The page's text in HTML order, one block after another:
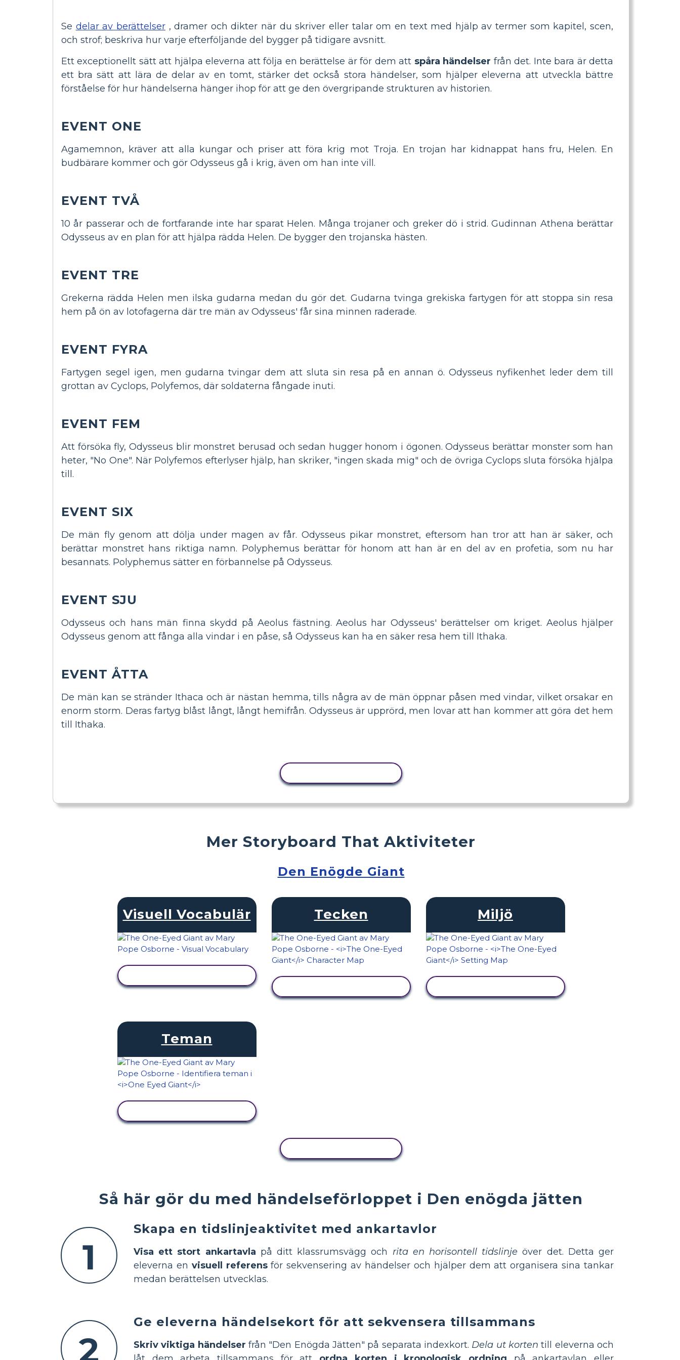
Se delar av berättelser, dramer och dikter när du skriver eller talar om en text med hjälp av termer som kapitel, scen,
och strof; beskriva hur varje efterföljande del bygger på tidigare avsnitt.
Ett exceptionellt sätt att hjälpa eleverna att följa en berättelse är för dem att spåra händelser från det. Inte bara är detta
ett bra sätt att lära de delar av en tomt, stärker det också stora händelser, som hjälper eleverna att utveckla bättre
förståelse för hur händelserna hänger ihop för att ge den övergripande strukturen av historien.
EVENT ONE
Agamemnon, kräver att alla kungar och priser att föra krig mot Troja. En trojan har kidnappat hans fru, Helen. En
budbärare kommer och gör Odysseus gå i krig, även om han inte vill.
EVENT TVÅ
10 år passerar och de fortfarande inte har sparat Helen. Många trojaner och greker dö i strid. Gudinnan Athena berättar
Odysseus av en plan för att hjälpa rädda Helen. De bygger den trojanska hästen.
EVENT TRE
Grekerna rädda Helen men ilska gudarna medan du gör det. Gudarna tvinga grekiska fartygen för att stoppa sin resa
hem på ön av lotofagerna där tre män av Odysseus' får sina minnen raderade.
EVENT FYRA
Fartygen segel igen, men gudarna tvingar dem att sluta sin resa på en annan ö. Odysseus nyfikenhet leder dem till
grottan av Cyclops, Polyfemos, där soldaterna fångade inuti.
EVENT FEM
Att försöka fly, Odysseus blir monstret berusad och sedan hugger honom i ögonen. Odysseus berättar monster som han
heter, "No One". När Polyfemos efterlyser hjälp, han skriker, "ingen skada mig" och de övriga Cyclops sluta försöka hjälpa
till.
EVENT SIX
De män fly genom att dölja under magen av får. Odysseus pikar monstret, eftersom han tror att han är säker, och
berättar monstret hans riktiga namn. Polyphemus berättar för honom att han är en del av en profetia, som nu har
besannats. Polyphemus sätter en förbannelse på Odysseus.
EVENT SJU
Odysseus och hans män finna skydd på Aeolus fästning. Aeolus har Odysseus' berättelser om kriget. Aeolus hjälper
Odysseus genom att fånga alla vindar i en påse, så Odysseus kan ha en säker resa hem till Ithaka.
EVENT ÅTTA
De män kan se stränder Ithaca och är nästan hemma, tills några av de män öppnar påsen med vindar, vilket orsakar en
enorm storm. Deras fartyg blåst långt, långt hemifrån. Odysseus är upprörd, men lovar att han kommer att göra det hem
till Ithaka.
Så här gör du med händelseförloppet i Den enögda jätten
1
Skapa en tidslinjeaktivitet med ankartavlor
Visa ett stort ankartavla på ditt klassrumsvägg och rita en horisontell tidslinje över det. Detta ger
eleverna en visuell referensför sekvensering av händelser och hjälper dem att organisera sina tankar
medan berättelsen utvecklas.
2
Ge eleverna händelsekort för att sekvensera tillsammans
Skriv viktiga händelser från "Den Enögda Jätten" på separata indexkort. Dela ut korten till eleverna och
Mer Storyboard That Aktiviteter
Den Enögde Giant
Visuell Vocabulär Tecken Miljö
Teman